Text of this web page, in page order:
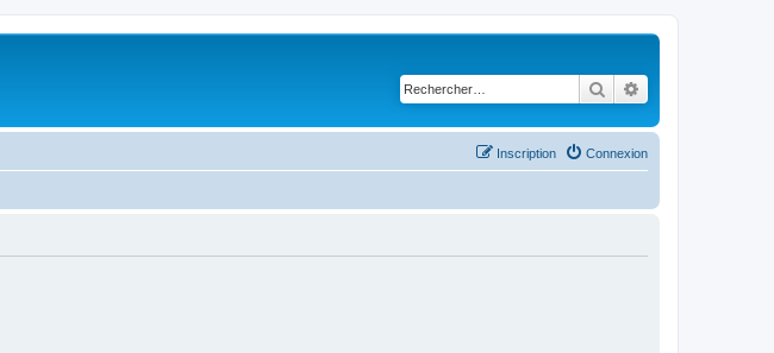
Rechercher
Connexion
Inscription